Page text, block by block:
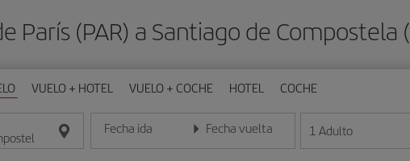
París (PAR) a Santiago de Compostela
VUELO + HOTEL VUELO + COCHE HOTEL COCHE
Fecha ida
Introduce la fecha en formato día/mes/año
Fecha vuelta
Introduce la fecha en formato día/mes/año
1 Adulto